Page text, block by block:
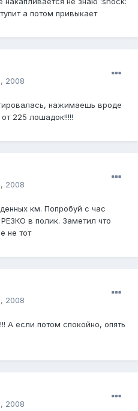
а потом привыкает
2008
нажимаешь вроде
225 лошадок!!!!!
2008
км. Попробуй с час
в полик. Заметил что
не тот
2008
А если потом спокойно, опять
2008